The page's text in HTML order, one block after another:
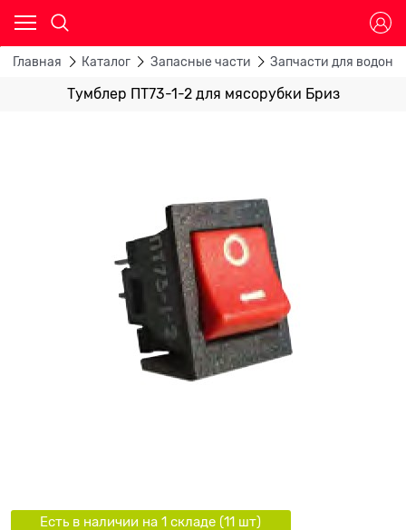
Главная Каталог Запасные части Запчасти для
Тумблер ПТ73-1-2 для мясорубки Бриз
Есть в наличии на 1 складe (11 шт)